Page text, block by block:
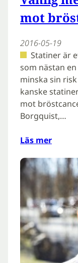
mot
2016-05-19
Statiner är
som nästan
minska sin
kanske
mot
Borgquist,…
Läs mer